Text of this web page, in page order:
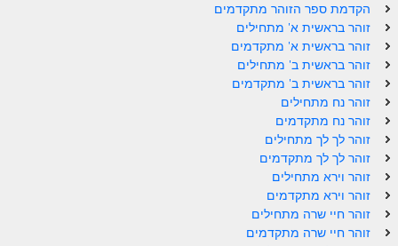
זוהר מצורע מתחילים
זוהר מצורע למתקדמים
זוהר אחרי מות למתחילים
זוהר אחרי מות למתקדמים
הזוהר הקדוש – קדושים למתחילים
הזוהר הקדוש – קדושים למתקדמים
ספר הזוהר אמור השקפה
הקדמת ספר הזוהר מתקדמים
זוהר בראשית א' מתחילים
זוהר בראשית א' מתקדמים
זוהר בראשית ב' מתחילים
זוהר בראשית ב' מתקדמים
זוהר נח מתחילים
זוהר נח מתקדמים
זוהר לך לך מתחילים
זוהר לך לך מתקדמים
זוהר וירא מתחילים
זוהר וירא מתקדמים
זוהר חיי שרה מתחילים
זוהר חיי שרה מתקדמים